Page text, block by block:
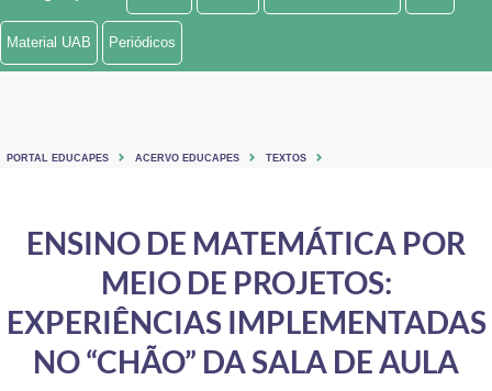
Ministério de Minas e Energia
Controladoria-Geral da União
Ministério da Mulher, da Família e dos Direitos Humanos
Secretaria-Geral
Material UAB Periódicos
PORTAL EDUCAPES ACERVO EDUCAPES TEXTOS
ENSINO DE MATEMÁTICA POR
MEIO DE PROJETOS:
EXPERIÊNCIAS IMPLEMENTADAS
NO “CHÃO” DA SALA DE AULA